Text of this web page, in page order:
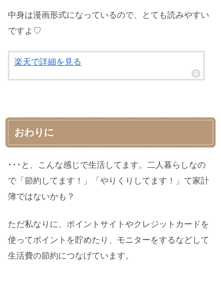
中身は漫画形式になっているので、とても読みやすい
ですよ♡
楽天で詳細を見る
おわりに
･･･と、こんな感じで生活してます。二人暮らしなの
で「節約してます！」「やりくりしてます！」て家計
簿ではないかも？
ただ私なりに、ポイントサイトやクレジットカードを
使ってポイントを貯めたり、モニターをするなどして
生活費の節約につなげています。